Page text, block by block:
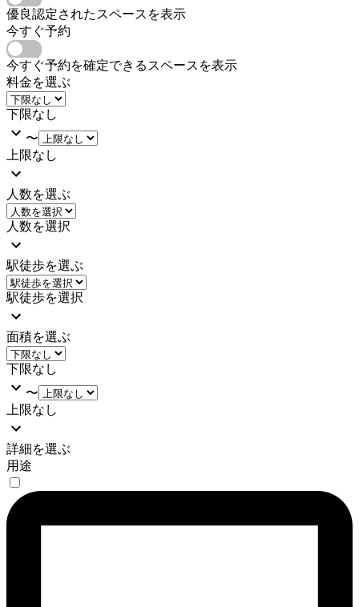
優良認定されたスペースを表示
今すぐ予約
今すぐ予約を確定できるスペースを表示
料金を選ぶ
下限なし
〜
上限なし
人数を選ぶ
人数を選択
駅徒歩を選ぶ
駅徒歩を選択
面積を選ぶ
下限なし
〜
上限なし
詳細を選ぶ
用途